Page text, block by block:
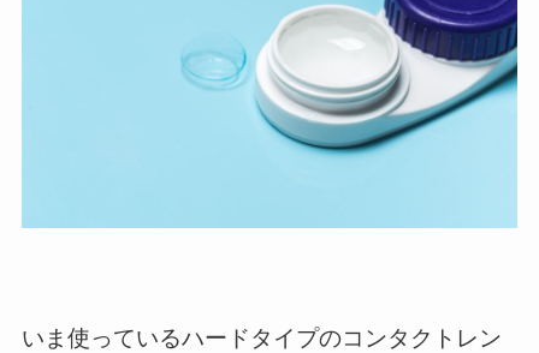
いま使っているハードタイプのコンタクトレン